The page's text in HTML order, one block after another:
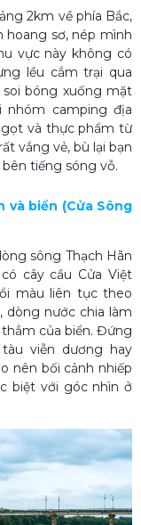
2km về phía Bắc,
hoang sơ, nép mình
vực này không có
lều cắm trại qua
bóng xuống mặt
nhóm camping địa
và thực phẩm từ
vắng vẻ, bù lại bạn
tiếng sóng vỗ.
và biển (Cửa Sông
sông Thạch Hãn
cây cầu Cửa Việt
màu liên tục theo
dòng nước chia làm
của biển. Đứng
viễn dương hay
nên bối cảnh nhiếp
biệt với góc nhìn ở